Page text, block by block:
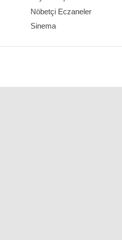
Nöbetçi Eczaneler
Sinema